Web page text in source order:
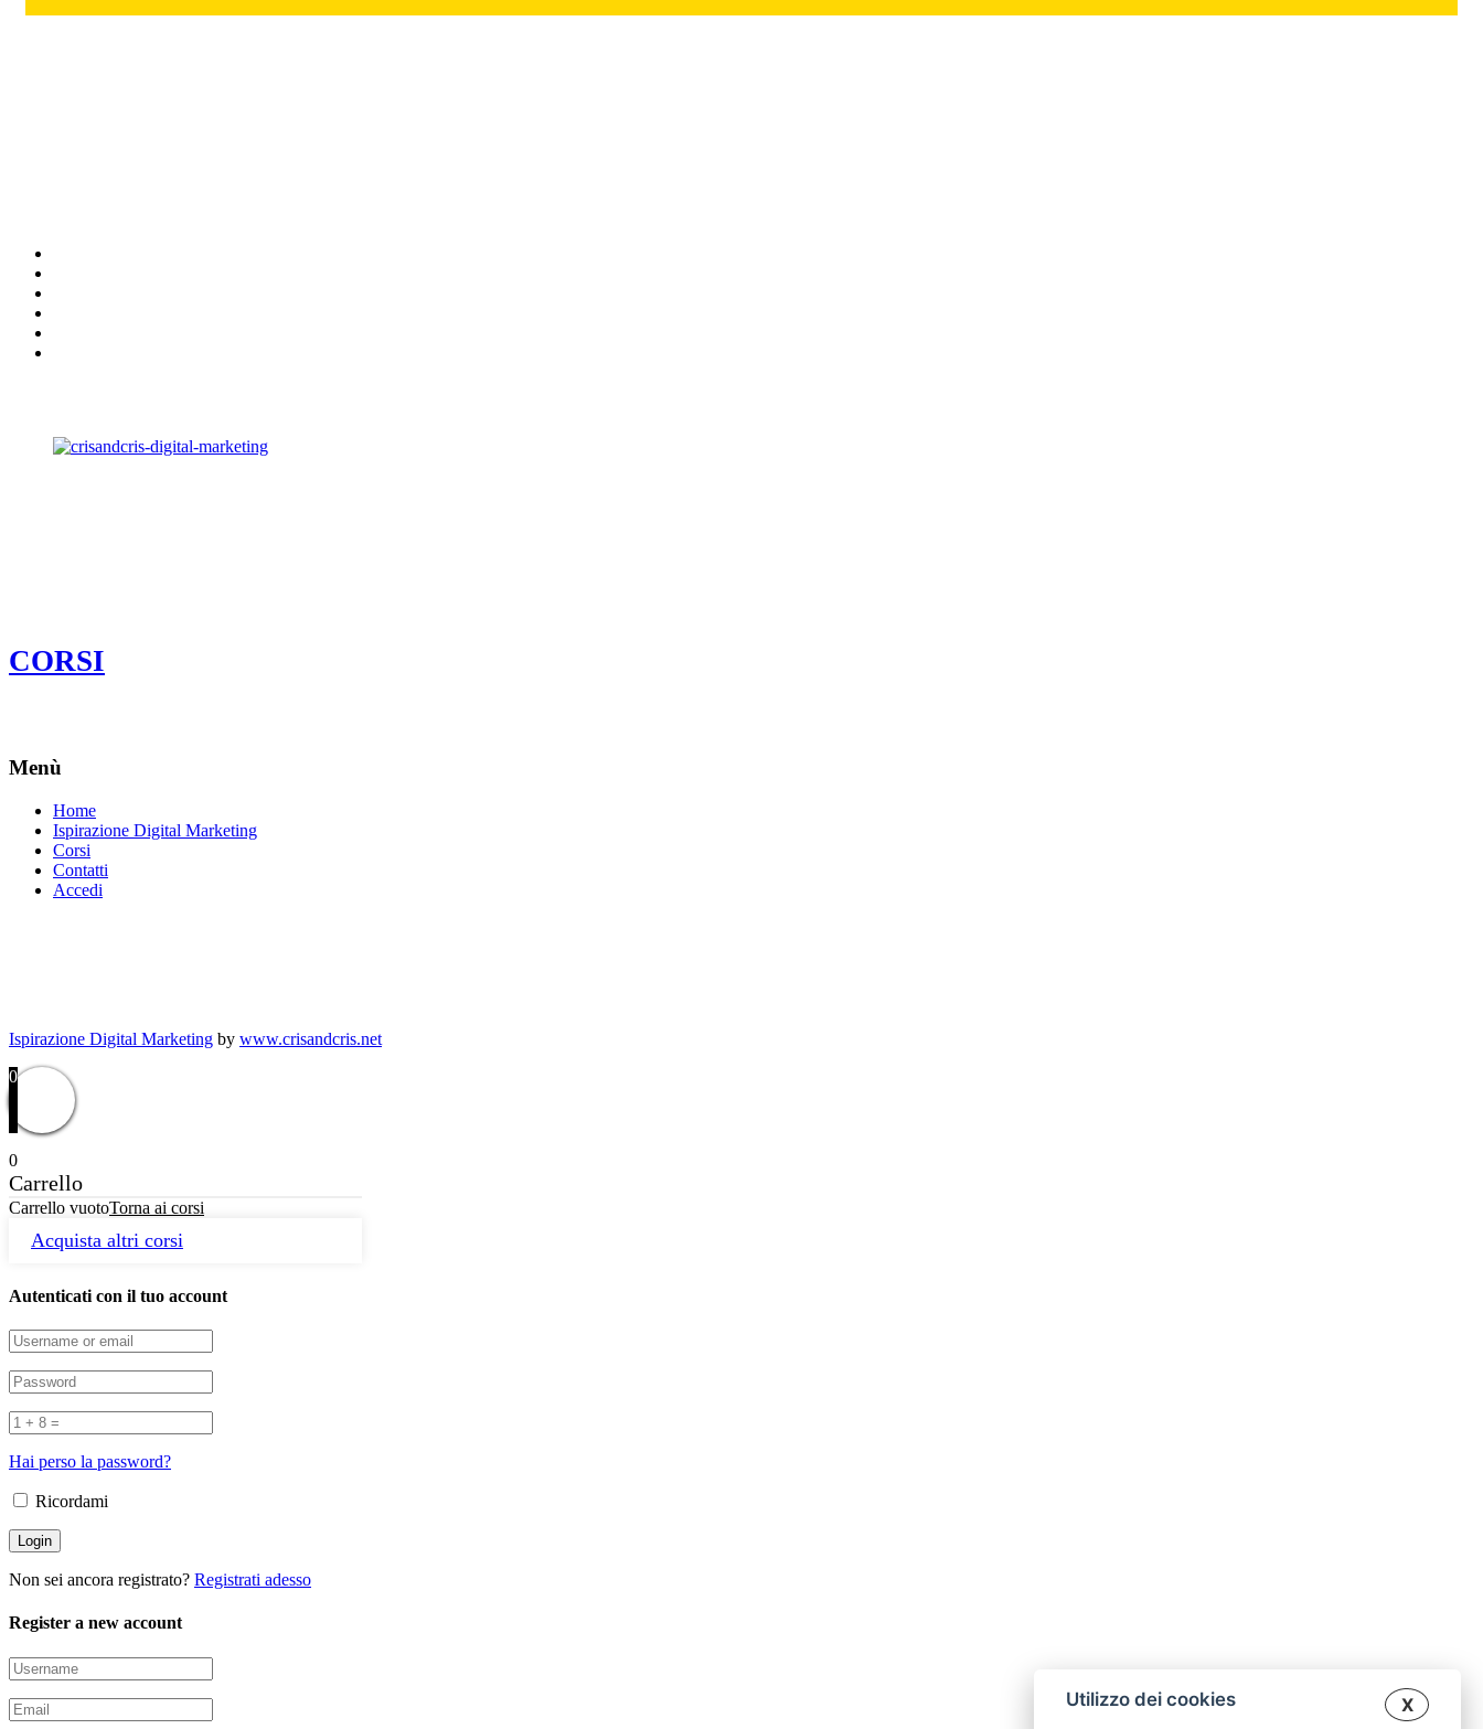
CORSI
Menù
Home
Ispirazione Digital Marketing
Corsi
Contatti
Accedi
Ispirazione Digital Marketing by www.crisandcris.net
0
0
Carrello
Carrello vuotoTorna ai corsi
Acquista altri corsi
Autenticati con il tuo account
Hai perso la password?
Ricordami
Non sei ancora registrato? Registrati adesso
Register a new account
Utilizzo dei cookies X